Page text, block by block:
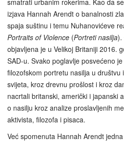
izjava Hannah Arendt o banalnosti
spaja suštinu i temu Nuhanovićeve
Portraits of Violence (Portreti nasilja).
objavljena je u Velikoj Britaniji 2016.
SAD-u. Svako poglavlje posvećeno
filozofskom portretu nasilja u društvu
svijeta, kroz drevnu prošlost i kroz
nacrtali britanski, američki i japanski
o nasilju kroz analize proslavljenih
aktivista, filozofa i pisaca.
Već spomenuta Hannah Arendt